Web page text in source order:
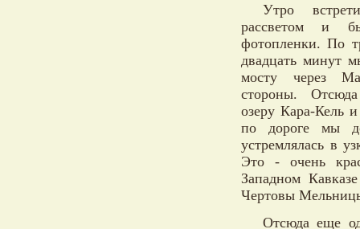
Утро
рассветом и
фотопленки. По
двадцать минут
мосту через
стороны.
озеру Кара-Кель
по дороге мы
устремлялась в
Это - очень
Западном
Чертовы
Отсюда еще